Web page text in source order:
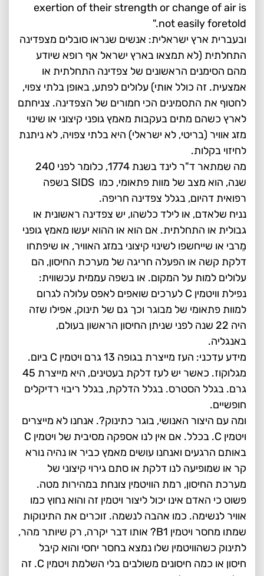
exertion of their strength or change of air is
not easily foretold."
ובעברית ארץ ישראלית: אנשים שנראו סובלים מצפדינה
התחלתית (לא תמצאו בארץ ישראל אף רופא שיודע
מהם הסימנים הראשונים של צפדינה התחלתית או
אמצעית. זה כולל אותי) עלולים לפתע, באופן בלתי צפוי,
לחטוף את התסמינים הכי חמורים של הצפדינה. צניחתם
לארץ כשהם מתים בעקבות מאמץ גופני קיצוני או שינוי
מזג אוויר (בריטי, לא ישראלי) היא בלתי צפויה, לא ניתנת
לחיזוי בקלות.
מה שמתאר ד"ר לינד בשנת 1774, כלומר לפני 240
שנה, הוא מצב של מוות פתאומי, כמו SIDS בשפה
רפואית דהיום, בגלל צפדינה חריפה.
נניח שלאדם, או לילד כלשהו, יש צפדינה ראשונית או
גבולית או התחלתית. אם הוא או ההוא יעשו מאמץ גופני
מֵרבי או שייחשפו לשינוי קיצוני במזג האוויר, או שיפתחו
דלקת קשה או הפעלה חריגה של מערכת החיסון, הם
עלולים למות על המקום. או בשפה עממית עכשווית:
נפילת וויטמין C לערכים שואפים לאפס עלולה לגרום
למוות פתאומי של מבוגר וכך גם של תינוק, אפילו שזה
היה 22 שנה לפני שניתן החיסון הראשון בעולם,
באנגליה.
מידע עדכני: העז מייצרת בגופה 13 גרם ויטמין C ביום.
מגלוקוז. כאשר יש לעז דלקת בעטינים, היא מייצרת 45
גרם. בגלל הסטרס. בגלל הדלקת, בגלל ריבוי רדיקלים
חופשיים.
ומה עם היצור האנושי, בוגר כתינוק?. אנחנו לא מייצרים
ויטמין C. בכלל. אם אין לנו אספקה מסיבית של ויטמין C
באותם הרגעים ואנחנו עושים מאמץ כביר או נהיה נורא
קר או שמופיעה לנו דלקת או סתם גירוי קיצוני של
מערכת החיסון, רמת הוויטמין צונחת במהירות מטה.
פשוט כי האדם אינו יכול ליצור ויטמין זה והוא נחוץ כמו
אוויר לנשימה. כמו אהבה לנשמה. זוכרים את התינוקות
שמתו מחסר ויטמין B1? אותו דבר יקרה, רק שיותר מהר,
לתינוק כשהוויטמין שלו נמצא בחסר יחסי והוא קיבל
חיסון או כמה חיסונים משולבים בלי השלמת ויטמין C. זה